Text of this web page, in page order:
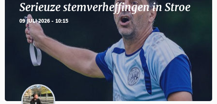
Serieuze stemverheffingen in Stroe
09 JULI 2026 - 10:15